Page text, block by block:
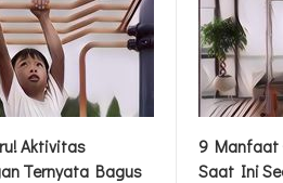
Aktivitas
Ternyata Bagus
9 Manfaat
Saat Ini